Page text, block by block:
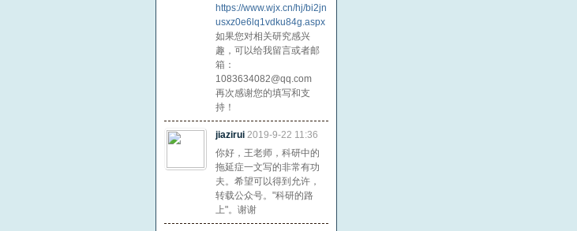
https://www.wjx.cn/hj/bi2jn
usxz0e6lq1vdku84g.aspx
如果您对相关研究感兴
趣，可以给我留言或者邮
箱：
1083634082@qq.com
再次感谢您的填写和支
持！
jiazirui 2019-9-22 11:36
你好，王老师，科研中的
拖延症一文写的非常有功
夫。希望可以得到允许，
转载公众号。"科研的路
上"。谢谢